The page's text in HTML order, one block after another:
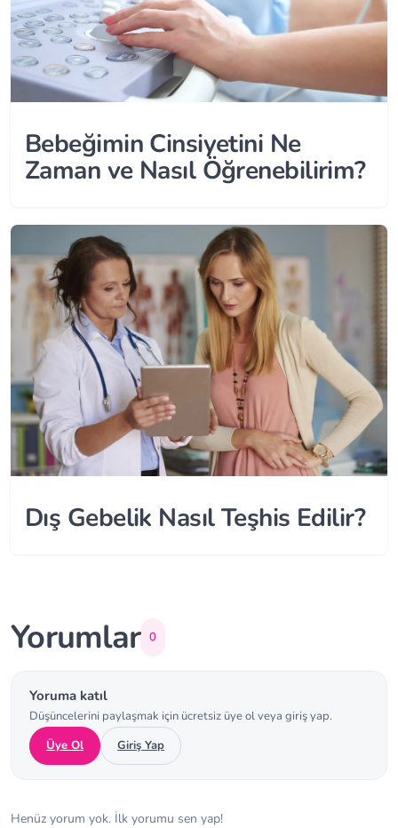
Bebeğimin Cinsiyetini Ne
Zaman ve Nasıl Öğrenebilirim?
Dış Gebelik Nasıl Teşhis Edilir?
Yorumlar 0
Yoruma katıl
Düşüncelerini paylaşmak için ücretsiz üye ol veya giriş yap.
Üye Ol
Giriş Yap
Henüz yorum yok. İlk yorumu sen yap!